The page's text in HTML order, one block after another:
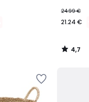
24.99 €
21.24 €
4,7
/